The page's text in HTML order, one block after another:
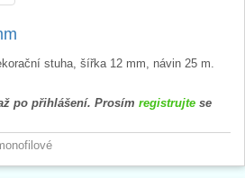
stuha, šířka 12 mm, návin 25 m.
po přihlášení. Prosím registrujte se